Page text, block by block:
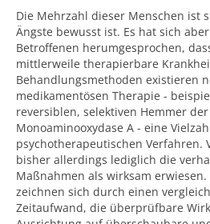
Die Mehrzahl dieser Menschen ist
Ängste bewusst ist. Es hat sich
Betroffenen herumgesprochen,
mittlerweile therapierbare
Behandlungsmethoden existieren
medikamentösen Therapie -
reversiblen, selektiven Hemmer
Monoaminooxydase A - eine
psychotherapeutischen Verfahren.
bisher allerdings lediglich die
Maßnahmen als wirksam erwiesen.
zeichnen sich durch einen
Zeitaufwand, die überprüfbare